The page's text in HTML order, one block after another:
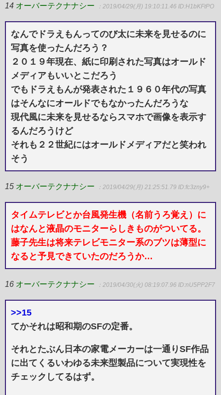
14 オーバーテクナナシー ：2019/04/29(月) 19:10:11.46 ID:H1bKFtPO
なんでドラえもんってのび太に未来を見せるのに
写真を使ったんだろう？
２０１９年現在、紙に印刷された写真はオールド
メディアもいいとこだろう
でもドラえもんが発表された１９６０年代の写真
はそんなにオールドでもなかったんだろうな
現代風に未来を見せるならスマホで画像を表示す
るんだろうけど
それも２２世紀にはオールドメディアだと笑われ
そう
15 オーバーテクナナシー ：2019/04/29(月) 21:25:51.79 ID:fc3zny9+
タイムテレビとか台風発生機（名前うろ覚え）に
はなんと液晶のモニターらしきものがついてる。
藤子先生は将来テレビモニター系のブツは薄型に
なると予見できていたのだろうか…
16 オーバーテクナナシー ：2019/04/30(火) 08:19:07.96 ID:nU5PP2F7
>>15
てかそれは昭和期のSFの定番。
それとたぶん日本の家電メーカーは一通りSF作品
に出てくるいわゆる未来型製品について実現性を
チェックしてるはず。